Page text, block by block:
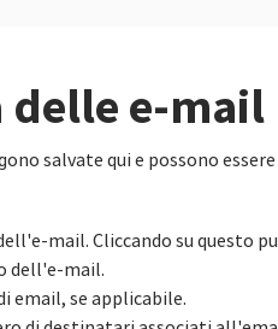
delle e-mail
salvate qui e possono
mail. Cliccando su questo
dell'e-mail.
email, se applicabile.